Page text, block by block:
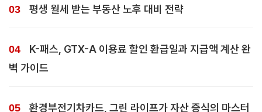
평생 월세 받는 부동산 노후 대비 전략
K-패스, GTX-A 이용료 할인 환급일과 지급액 계산 완
벽 가이드
환경부전기차카드, 그린 라이프가 자산 증식의 마스터